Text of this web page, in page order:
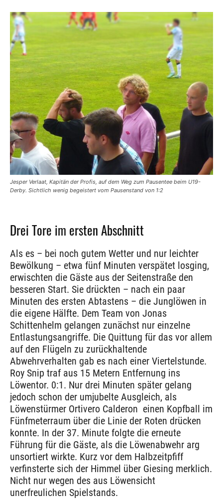
Jesper Verlaat, Kapitän der Profis, auf dem Weg zum Pausentee beim U19-
Derby. Sichtlich wenig begeistert vom Pausenstand von 1:2
Drei Tore im ersten Abschnitt
Als es – bei noch gutem Wetter und nur leichter
Bewölkung – etwa fünf Minuten verspätet losging,
erwischten die Gäste aus der Seitenstraße den
besseren Start. Sie drückten – nach ein paar
Minuten des ersten Abtastens – die Junglöwen in
die eigene Hälfte. Dem Team von Jonas
Schittenhelm gelangen zunächst nur einzelne
Entlastungsangriffe. Die Quittung für das vor allem
auf den Flügeln zu zurückhaltende
Abwehrverhalten gab es nach einer Viertelstunde.
Roy Snip traf aus 15 Metern Entfernung ins
Löwentor. 0:1. Nur drei Minuten später gelang
jedoch schon der umjubelte Ausgleich, als
Löwenstürmer Ortivero Calderon einen Kopfball im
Fünfmeterraum über die Linie der Roten drücken
konnte. In der 37. Minute folgte die erneute
Führung für die Gäste, als die Löwenabwehr arg
unsortiert wirkte. Kurz vor dem Halbzeitpfiff
verfinsterte sich der Himmel über Giesing merklich.
Nicht nur wegen des aus Löwensicht
unerfreulichen Spielstands.